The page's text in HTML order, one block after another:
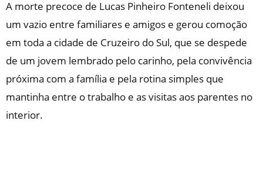
A morte precoce de Lucas Pinheiro Fonteneli deixou
um vazio entre familiares e amigos e gerou comoção
em toda a cidade de Cruzeiro do Sul, que se despede
de um jovem lembrado pelo carinho, pela convivência
próxima com a família e pela rotina simples que
mantinha entre o trabalho e as visitas aos parentes no
interior.